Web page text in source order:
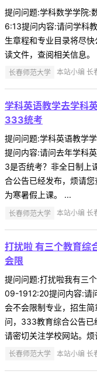
提问问题:学科数学学院
6:13提问内容:请问学科
生章程和专业目录将尽
读文件，查阅相关信息。
长春师范大学 本站小编
学科英语教学去学科
333统考
提问问题:学科英语教学
提问内容:请问去年学科
3是否统考？非全日制上
合公告已经发布，烦请
为寒暑假上课。 ...
长春师范大学 本站小编
打扰啦 有三个教育综
会限
提问问题:打扰啦我有三
09-1912:20提问内容:请
会不会限制专业，招生
问，333教育综合公告已
请密切关注学校网站。烦
长春师范大学 本站小编